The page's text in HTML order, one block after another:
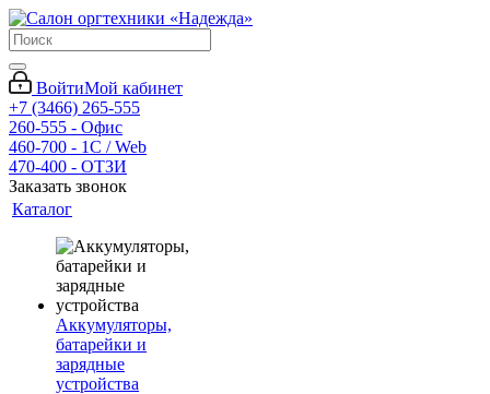
ВойтиМой кабинет
+7 (3466) 265-555
260-555 - Офис
460-700 - 1C / Web
470-400 - ОТЗИ
Заказать звонок
Каталог
Аккумуляторы,
батарейки и
зарядные
устройства